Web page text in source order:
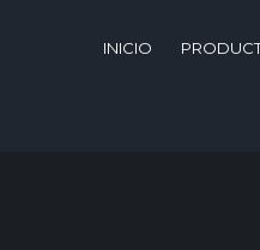
INICIO